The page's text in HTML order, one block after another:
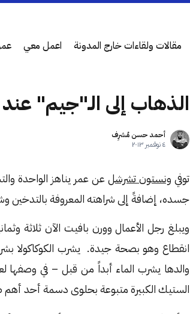
مقالات ولقاءات خارج المدونة اعمل معي
الذهاب إلى الـ"جيم" عند عمر
أحمد حسن مُشرِف
٤ نوفمبر ٢٠١٣
توفي ونستون تشرشلعن عمر يناهز الواحدة
جسده، إضافةً إلى شراهته المعروفة بالتدخين
ويبلغ رجل الأعمال وورن بافيت الآن ثلاثة
انقطاع وهو بصحة جيدة. يشرب الكوكاكولا
والدها يشرب الماء أبداً من قبل – في وصفها
الستيك الكبيرة متبوعة بحلوى دسمة أحد أهم